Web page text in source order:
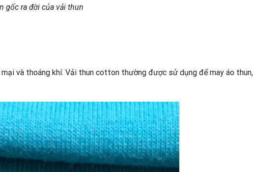
gốc ra đời của vải thun
và thoáng khí. Vải thun cotton thường được sử dụng để may áo